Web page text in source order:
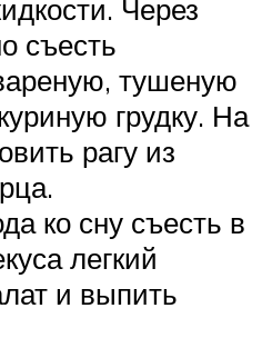
Через
съесть
тушеную
грудку. На
рагу из
ко сну съесть в
легкий
и выпить